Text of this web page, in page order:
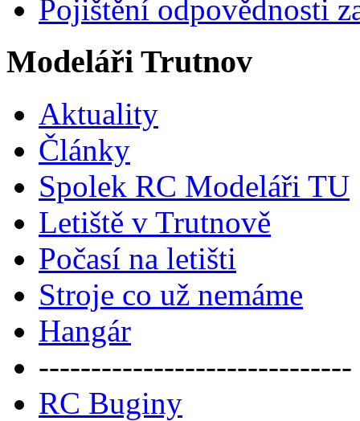
Pojištění odpovědnosti
Modeláři Trutnov
Aktuality
Články
Spolek RC Modeláři TU
Letiště v Trutnově
Počasí na letišti
Stroje co už nemáme
Hangár
------------------------------
RC Buginy